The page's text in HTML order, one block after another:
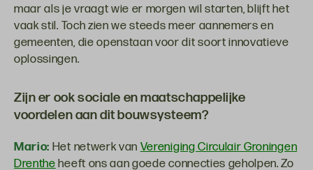
maar als je vraagt wie er morgen wil starten, blijft het
vaak stil. Toch zien we steeds meer aannemers en
gemeenten, die openstaan voor dit soort innovatieve
oplossingen.
Zijn er ook sociale en maatschappelijke
voordelen aan dit bouwsysteem?
Mario: Het netwerk van Vereniging Circulair Groningen
Drenthe heeft ons aan goede connecties geholpen. Zo